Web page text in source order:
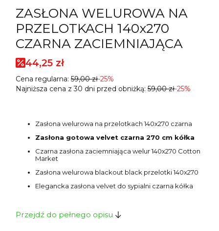
ZASŁONA WELUROWA NA
PRZELOTKACH 140x270
CZARNA ZACIEMNIAJĄCA
44,25 zł
Cena regularna: 59,00 zł-25%
Najniższa cena z 30 dni przed obniżką: 59,00 zł-25%
Zasłona welurowa na przelotkach 140x270 czarna
Zasłona gotowa velvet czarna 270 cm kółka
Czarna zasłona zaciemniająca welur 140x270 Cotton
Market
Zasłona welurowa blackout black przelotki 140x270
Elegancka zasłona velvet do sypialni czarna kółka
Przejdź do pełnego opisu